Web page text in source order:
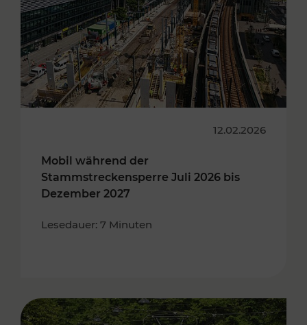
12.02.2026
Mobil während der
Stammstreckensperre Juli 2026 bis
Dezember 2027
Lesedauer: 7 Minuten